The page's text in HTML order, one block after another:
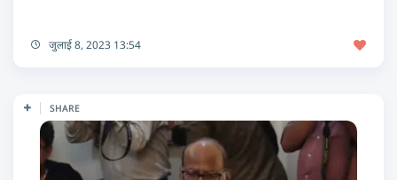
जुलाई 8, 2023 13:54
SHARE